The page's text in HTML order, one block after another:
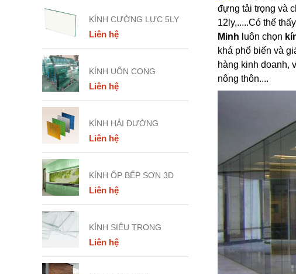
KÍNH CƯỜNG LỰC 5LY
Liên hệ
KÍNH UỐN CONG
Liên hệ
KÍNH HẢI ĐƯỜNG
Liên hệ
KÍNH ỐP BẾP SƠN 3D
Liên hệ
KÍNH SIÊU TRONG
Liên hệ
đựng tải trọng và
12ly,.....Có thế
Minh luôn chọn
khá phổ biến và
hàng kinh doanh,
nông thôn....